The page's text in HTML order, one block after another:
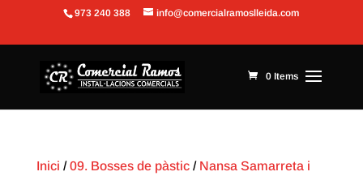
Obre la barra d'eines
973 240 388 info@comercialramoslleida.com
0 Items
Inici /09. Bosses de pàstic/ Nansa Samarreta i